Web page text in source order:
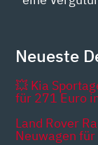
Neueste
💥 Kia
für 271 Euro
Land Rover
Neuwagen